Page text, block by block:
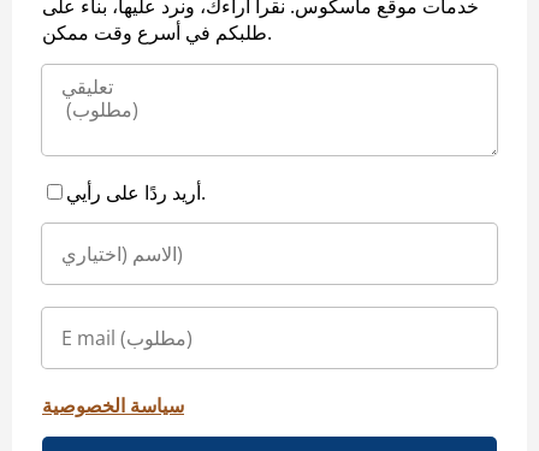
خدمات موقع ماسكوس. نقرأ آراءك، ونرد عليها، بناء على
طلبكم في أسرع وقت ممكن.
أريد ردًا على رأيي.
سياسة الخصوصية